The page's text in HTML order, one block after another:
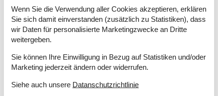
Nichtraucher
Renoviert
2021
Wohnfläche in m²
Draußen
Bademöglichkeiten (Sandstrand)
Carport
Gartengrill
Wenn Sie die Verwendung aller Cookies akzeptieren, erklären
Sie sich damit einverstanden (zusätzlich zu Statistiken), dass
wir Daten für personalisierte Marketingzwecke an Dritte
weitergeben.
Sie können Ihre Einwilligung in Bezug auf Statistiken und/oder
Marketing jederzeit ändern oder widerrufen.
Siehe auch unsere Datanschutzrichtlinie